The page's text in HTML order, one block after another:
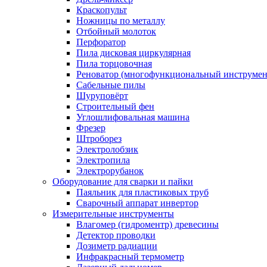
Краскопульт
Ножницы по металлу
Отбойный молоток
Перфоратор
Пила дисковая циркулярная
Пила торцовочная
Реноватор (многофункциональный
Сабельные пилы
Шуруповёрт
Строительный фен
Углошлифовальная машина
Фрезер
Штроборез
Электролобзик
Электропила
Электрорубанок
Оборудование для сварки и пайки
Паяльник для пластиковых труб
Сварочный аппарат инвертор
Измерительные инструменты
Влагомер (гидроментр) древесины
Детектор проводки
Дозиметр радиации
Инфракрасный термометр